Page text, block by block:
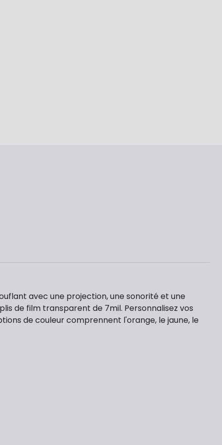
avec une projection, une sonorité et une
de film transparent de 7mil. Personnalisez vos
de couleur comprennent l'orange, le jaune, le